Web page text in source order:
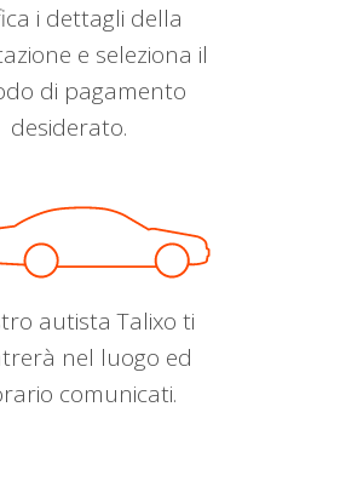
i dettagli della
e seleziona il
di pagamento
desiderato.
autista Talixo ti
nel luogo ed
comunicati.